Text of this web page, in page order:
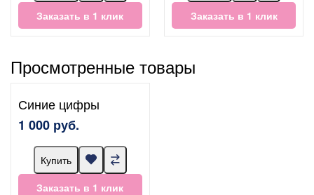
Заказать в 1 клик
Заказать в 1 клик
Просмотренные товары
Синие цифры
1 000 руб.
Купить
Заказать в 1 клик